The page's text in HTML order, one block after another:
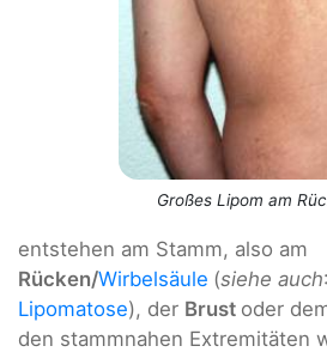
Großes Lipom am
entstehen am Stamm, also am
Rücken/Wirbelsäule (siehe auch:
Lipomatose), der Brust oder
den stammnahen Extremitäten